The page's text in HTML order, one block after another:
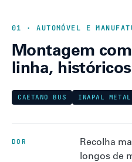
01 · AUTOMÓVEL E
Montagem
linha,
CAETANO BUS INAPAL METAL
DOR
Recolha
longos de